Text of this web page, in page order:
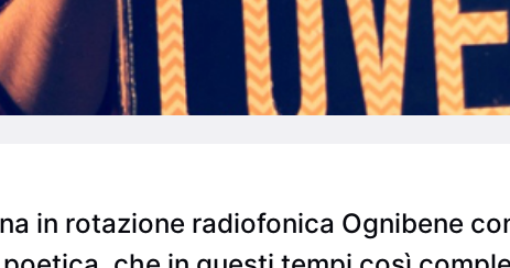
in rotazione radiofonica Ognibene